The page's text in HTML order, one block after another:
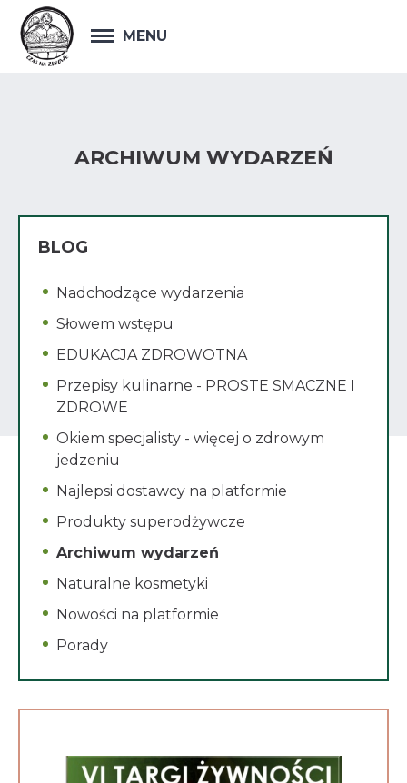
MENU
ARCHIWUM WYDARZEŃ
BLOG
Nadchodzące wydarzenia
Słowem wstępu
EDUKACJA ZDROWOTNA
Przepisy kulinarne - PROSTE SMACZNE I
ZDROWE
Okiem specjalisty - więcej o zdrowym
jedzeniu
Najlepsi dostawcy na platformie
Produkty superodżywcze
Archiwum wydarzeń
Naturalne kosmetyki
Nowości na platformie
Porady